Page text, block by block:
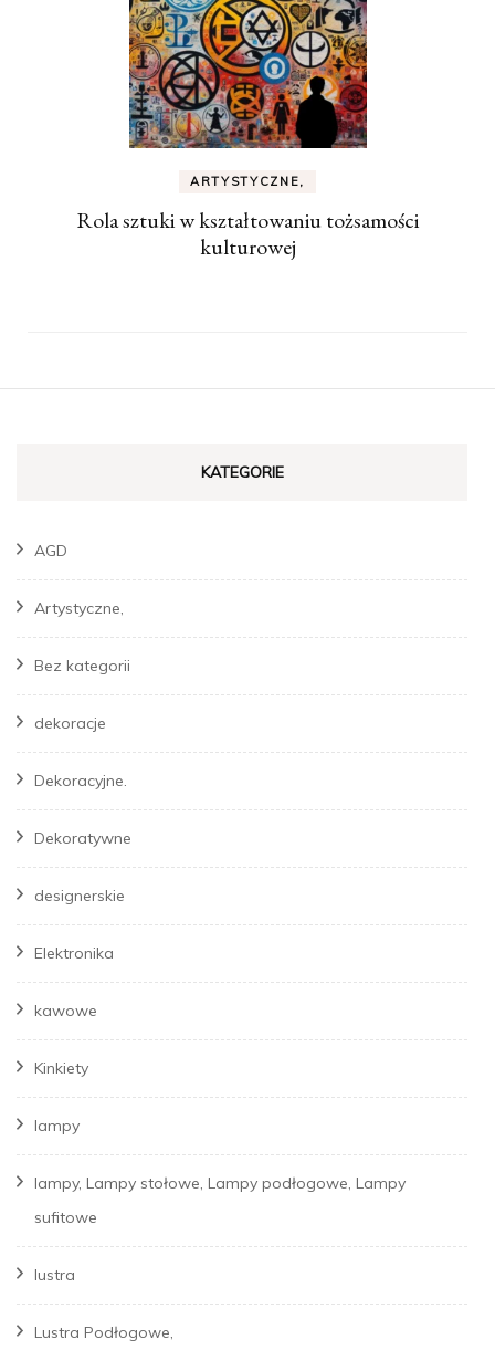
ARTYSTYCZNE,
Rola sztuki w kształtowaniu tożsamości
kulturowej
KATEGORIE
AGD
Artystyczne,
Bez kategorii
dekoracje
Dekoracyjne.
Dekoratywne
designerskie
Elektronika
kawowe
Kinkiety
lampy
lampy, Lampy stołowe, Lampy podłogowe, Lampy
sufitowe
lustra
Lustra Podłogowe,